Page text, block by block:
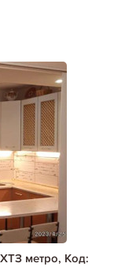
метро, Код: